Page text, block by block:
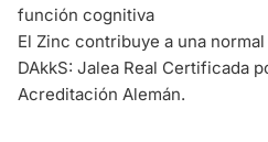
función cognitiva
El Zinc contribuye a una
DAkkS: Jalea Real Certificada
Acreditación Alemán.